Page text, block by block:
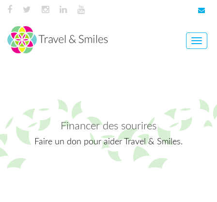
Toggle
Financer des sourires
Faire un don pour aider Travel & Smiles.